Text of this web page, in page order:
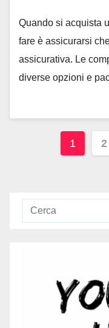
Quando si acquista
fare è assicurarsi
assicurativa. Le
diverse opzioni e
1 2